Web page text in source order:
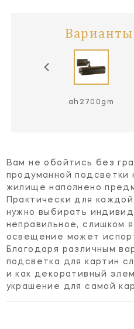
ah2700gm
Вам не обойтись без
продуманной подсветки
жилище наполнено
Практически для
нужно выбирать
неправильное, слишком
освещение может
Благодаря различным
подсветка для картин
и как декоративный
украшение для самой